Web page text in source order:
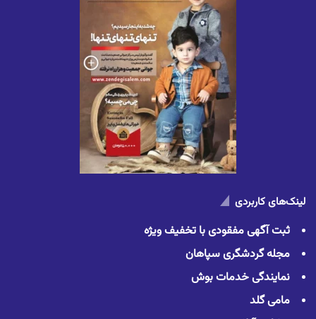
لینک‌های کاربردی
ثبت آگهی مفقودی با تخفیف ویژه
مجله گردشگری سپاهان
نمایندگی خدمات بوش
مامی گلد